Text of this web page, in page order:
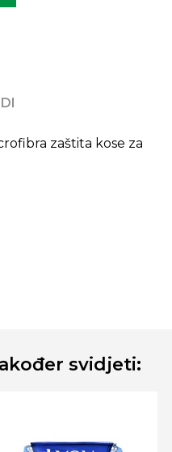
zaštita kose za
svidjeti: